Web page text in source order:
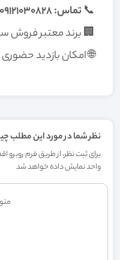
📞 تماس: 09121030828
🏢 برند معتبر فروش
🌐 امکان بازدید حضوری
نظر شما در مورد این مطلب
برای ثبت نظر، از طریق فرم روبرو
واحد نمایش داده خواهد شد